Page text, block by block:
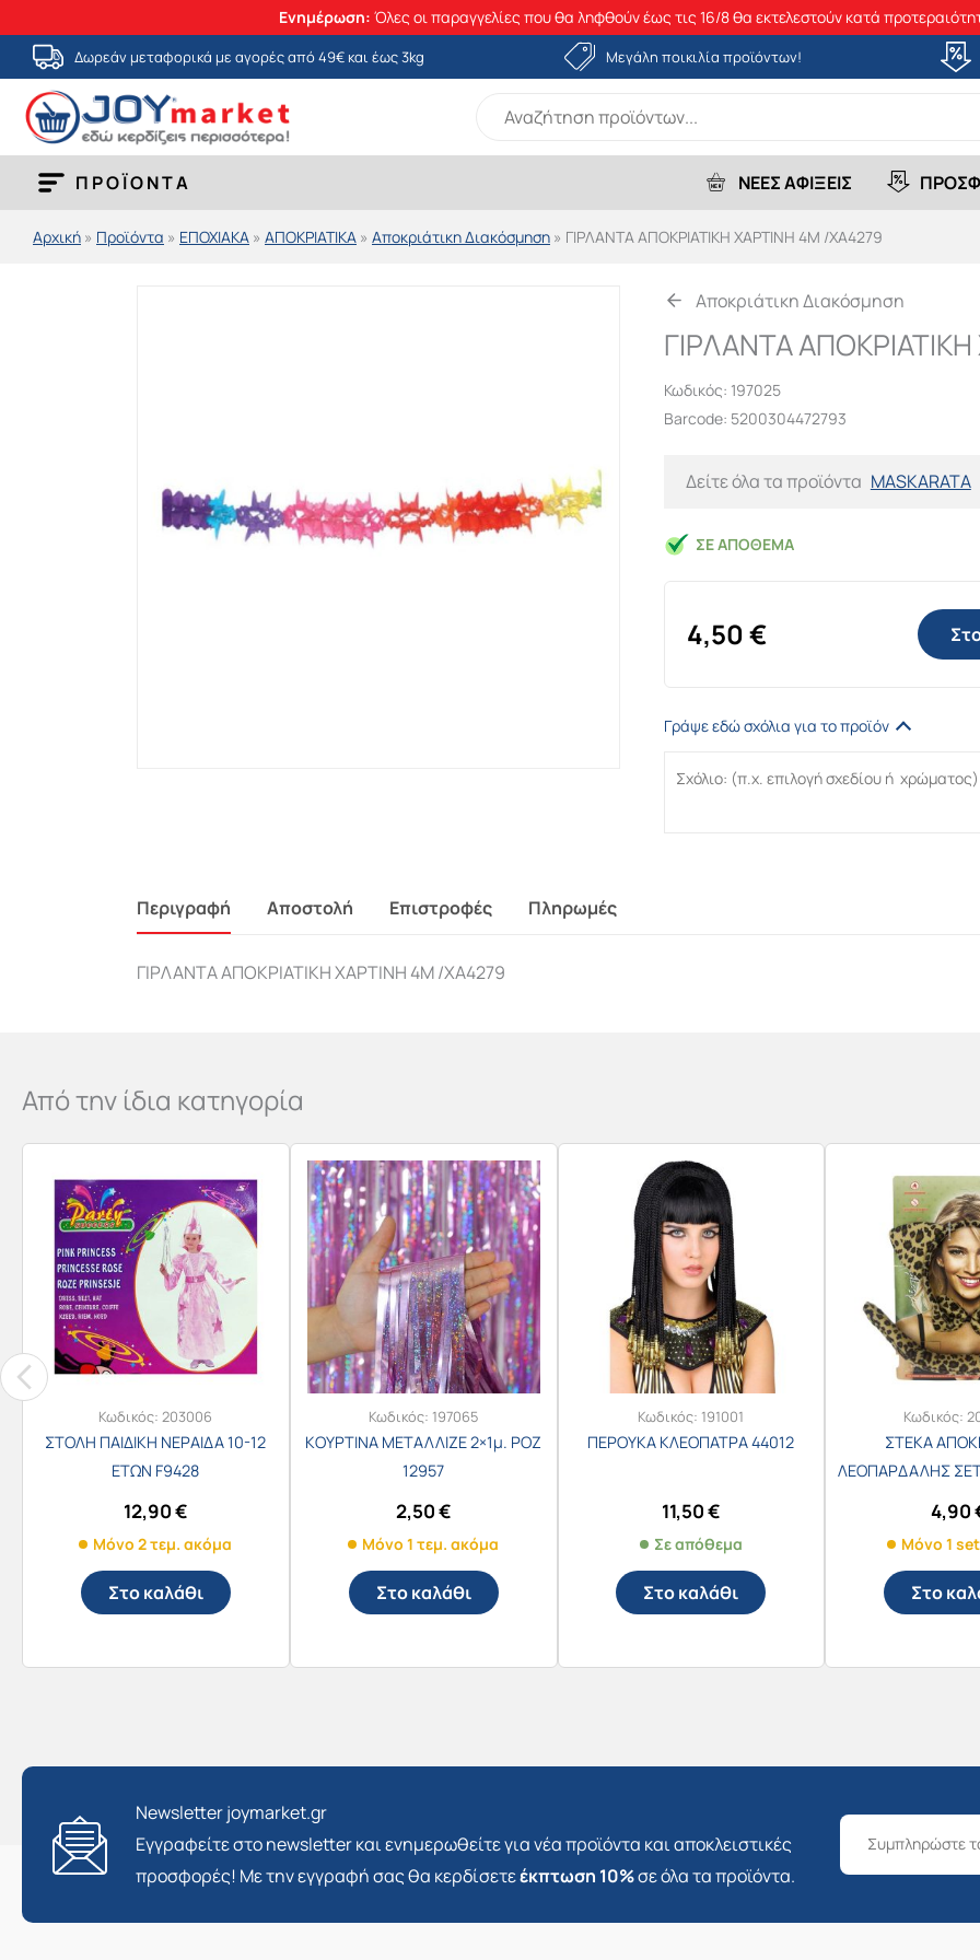
Ενημέρωση: Όλες οι παραγγελίες που θα ληφθούν έως τις 16/8 θα εκτελεστούν κατά
Μετάβαση
στο
περιεχόμενο
Δωρεάν μεταφορικά με αγορές από 49€ και έως 3kg Μεγάλη ποικιλία προϊόντων!
ΠΡΟΪΟΝΤΑ ΝΕΕΣ ΑΦΙΞΕΙΣ
Αρχική » Προϊόντα » ΕΠΟΧΙΑΚΑ » ΑΠΟΚΡΙΑΤΙΚΑ » Αποκριάτικη Διακόσμηση » ΓΙΡΛΑΝΤΑ ΑΠΟΚΡΙΑΤΙΚΗ ΧΑΡΤΙΝΗ 4Μ /ΧΑ4279
Αποκριάτικη Διακόσμηση
ΓΙΡΛΑΝΤΑ
Κωδικός: 197025
Barcode: 5200304472793
Δείτε όλα τα προϊόντα MASKARATA
ΣΕ ΑΠΌΘΕΜΑ
4,50€
Γράψε εδώ σχόλια για το προϊόν
Περιγραφή Αποστολή Επιστροφές Πληρωμές
ΓΙΡΛΑΝΤΑ ΑΠΟΚΡΙΑΤΙΚΗ ΧΑΡΤΙΝΗ 4Μ /ΧΑ4279
Από την ίδια κατηγορία
Κωδικός: 203006
ΣΤΟΛΗ ΠΑΙΔΙΚΗ ΝΕΡΑΙΔΑ 10-12
ΕΤΩΝ F9428
12,90€
Μόνο 2 τεμ. ακόμα
Στο καλάθι
Κωδικός: 197065
ΚΟΥΡΤΙΝΑ ΜΕΤΑΛΛΙΖΕ 2×1μ. ΡΟΖ
12957
2,50€
Μόνο 1 τεμ. ακόμα
Στο καλάθι
Κωδικός: 191001
ΠΕΡΟΥΚΑ ΚΛΕΟΠΑΤΡΑ 44012
11,50€
Σε απόθεμα
Στο καλάθι
Κωδικός:
ΣΤΕΚΑ
ΛΕΟΠΑΡΔΑΛΗΣ
4,90
Μόνο 1
Στο
Newsletter joymarket.gr
Εγγραφείτε στο newsletter και ενημερωθείτε για νέα προϊόντα και αποκλειστικές
προσφορές! Με την εγγραφή σας θα κερδίσετεέκπτωση 10%σε όλα τα προϊόντα.